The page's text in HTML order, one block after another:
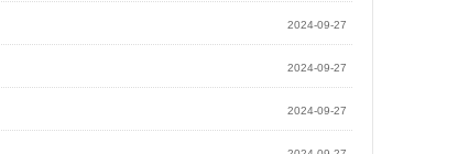
2024-09-27
2024-09-27
2024-09-27